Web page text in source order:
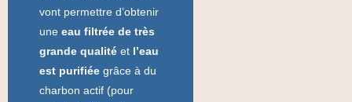
vont permettre d’obtenir
une eau filtrée de très
grande qualité et l’eau
est purifiée grâce à du
charbon actif (pour